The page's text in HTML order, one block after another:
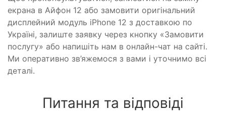
екрана в Айфон 12 або замовити оригінальний
дисплейний модуль iPhone 12 з доставкою по
Україні, залиште заявку через кнопку «Замовити
послугу» або напишіть нам в онлайн-чат на сайті.
Ми оперативно зв’яжемося з вами і уточнимо всі
деталі.
Питання та відповіді